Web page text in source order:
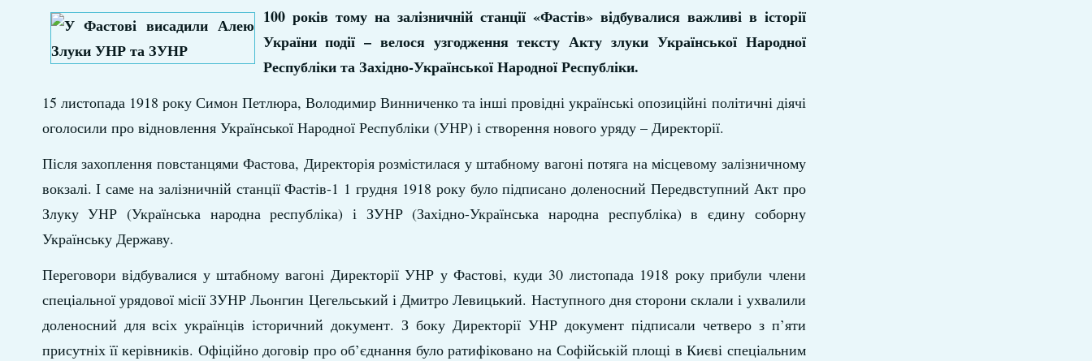
100 років тому на залізничній станції «Фастів» відбувалися важливі в історії
України події – велося узгодження тексту Акту злуки Української Народної
Республіки та Західно-Української Народної Республіки.
15 листопада 1918 року Симон Петлюра, Володимир Винниченко та інші провідні українські опозиційні політичні діячі
оголосили про відновлення Української Народної Республіки (УНР) і створення нового уряду – Директорії.
Після захоплення повстанцями Фастова, Директорія розмістилася у штабному вагоні потяга на місцевому залізничному
вокзалі. І саме на залізничній станції Фастів-1 1 грудня 1918 року було підписано доленосний Передвступний Акт про
Злуку УНР (Українська народна республіка) і ЗУНР (Західно-Українська народна республіка) в єдину соборну
Українську Державу.
Переговори відбувалися у штабному вагоні Директорії УНР у Фастові, куди 30 листопада 1918 року прибули члени
спеціальної урядової місії ЗУНР Льонгин Цегельський і Дмитро Левицький. Наступного дня сторони склали і ухвалили
доленосний для всіх українців історичний документ. З боку Директорії УНР документ підписали четверо з п’яти
присутніх її керівників. Офіційно договір про об’єднання було ратифіковано на Софійській площі в Києві спеціальним